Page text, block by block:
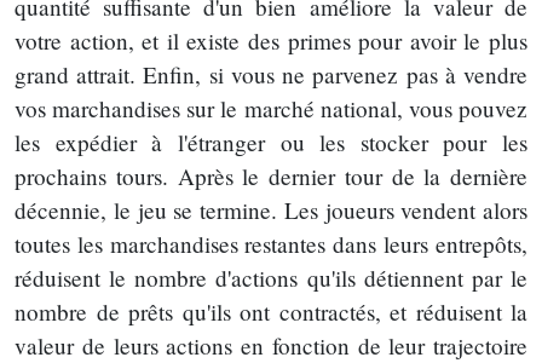
quantité suffisante d'un bien améliore la valeur de
votre action, et il existe des primes pour avoir le plus
grand attrait. Enfin, si vous ne parvenez pas à vendre
vos marchandises sur le marché national, vous pouvez
les expédier à l'étranger ou les stocker pour les
prochains tours. Après le dernier tour de la dernière
décennie, le jeu se termine. Les joueurs vendent alors
toutes les marchandises restantes dans leurs entrepôts,
réduisent le nombre d'actions qu'ils détiennent par le
nombre de prêts qu'ils ont contractés, et réduisent la
valeur de leurs actions en fonction de leur trajectoire